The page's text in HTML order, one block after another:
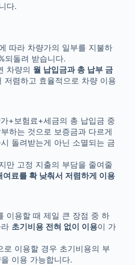
다.
따라 차량가의 일부를 지불하
되돌려 받습니다.
차량의 월 납입금과 총 납부 금
저렴하고 효율적으로 차량 이용
+보험료+세금의 총 납입금 중
하는 것으로 보증금과 다르게
돌려받는게 아닌 소멸되는 금
만 고정 지출의 부담을 줄여줄
여료를 확 낮춰서 저렴하게 이용
이용할 때 제일 큰 장점 중 하
초기비용 전혀 없이 이용이 가
로 이용할 경우 초기비용의 부
이용 가능합니다.